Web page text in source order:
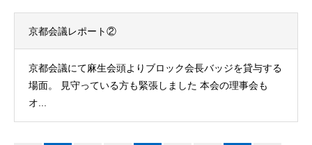
京都会議レポート②
京都会議にて麻生会頭よりブロック会長バッジを貸与する
場面。 見守っている方も緊張しました 本会の理事会も
オ...